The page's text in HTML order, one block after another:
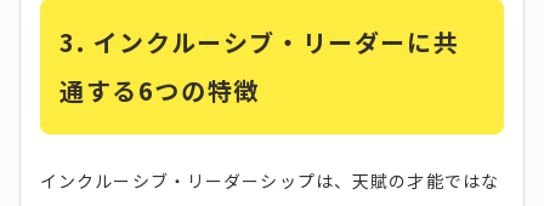
3. インクルーシブ・リーダーに共
通する6つの特徴
インクルーシブ・リーダーシップは、天賦の才能ではな